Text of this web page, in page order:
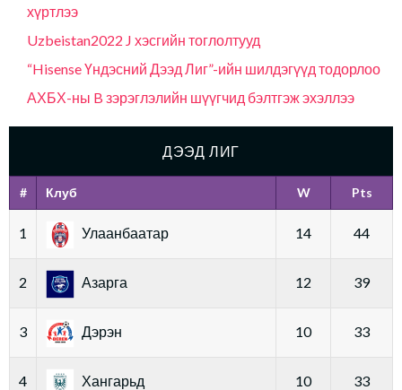
хүртлээ
Uzbeistan2022 J хэсгийн тоглолтууд
“Hisense Үндэсний Дээд Лиг”-ийн шилдэгүүд тодорлоо
АХБХ-ны B зэрэглэлийн шүүгчид бэлтгэж эхэллээ
ДЭЭД ЛИГ
# Клуб W Pts
1 Улаанбаатар 14 44
2 Азарга 12 39
3 Дэрэн 10 33
4 Хангарьд 10 33